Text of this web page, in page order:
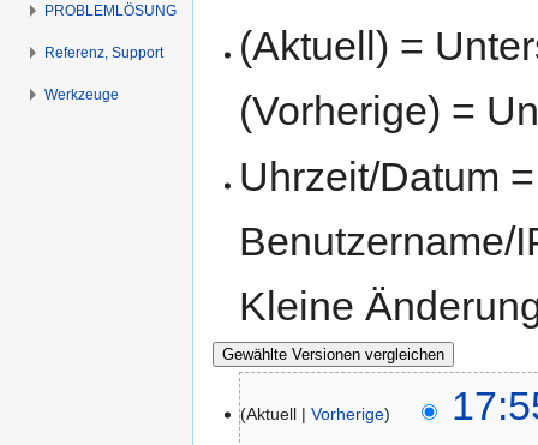
(Aktuell) =
(Vorherige) =
Uhrzeit/Datum
Benutzername/
Kleine
Aktuell Vorherige
PROBLEMLÖSUNG
Referenz, Support
Werkzeuge